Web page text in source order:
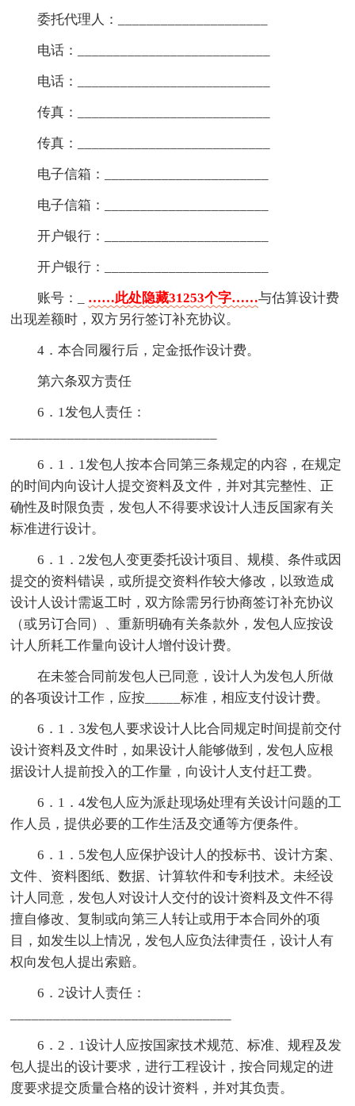
委托代理人：_____________________
电话：___________________________
电话：___________________________
传真：___________________________
传真：___________________________
电子信箱：_______________________
电子信箱：_______________________
开户银行：_______________________
开户银行：_______________________
账号：_ ……此处隐藏31253个字……与估算设计费
出现差额时，双方另行签订补充协议。
4．本合同履行后，定金抵作设计费。
第六条双方责任
6．1发包人责任：
6．1．1发包人按本合同第三条规定的内容，在规定
的时间内向设计人提交资料及文件，并对其完整性、正
确性及时限负责，发包人不得要求设计人违反国家有关
标准进行设计。
6．1．2发包人变更委托设计项目、规模、条件或因
提交的资料错误，或所提交资料作较大修改，以致造成
设计人设计需返工时，双方除需另行协商签订补充协议
（或另订合同）、重新明确有关条款外，发包人应按设
计人所耗工作量向设计人增付设计费。
在未签合同前发包人已同意，设计人为发包人所做
的各项设计工作，应按_____标准，相应支付设计费。
6．1．3发包人要求设计人比合同规定时间提前交付
设计资料及文件时，如果设计人能够做到，发包人应根
据设计人提前投入的工作量，向设计人支付赶工费。
6．1．4发包人应为派赴现场处理有关设计问题的工
作人员，提供必要的工作生活及交通等方便条件。
6．1．5发包人应保护设计人的投标书、设计方案、
文件、资料图纸、数据、计算软件和专利技术。未经设
计人同意，发包人对设计人交付的设计资料及文件不得
擅自修改、复制或向第三人转让或用于本合同外的项
目，如发生以上情况，发包人应负法律责任，设计人有
权向发包人提出索赔。
6．2设计人责任：
6．2．1设计人应按国家技术规范、标准、规程及发
包人提出的设计要求，进行工程设计，按合同规定的进
度要求提交质量合格的设计资料，并对其负责。